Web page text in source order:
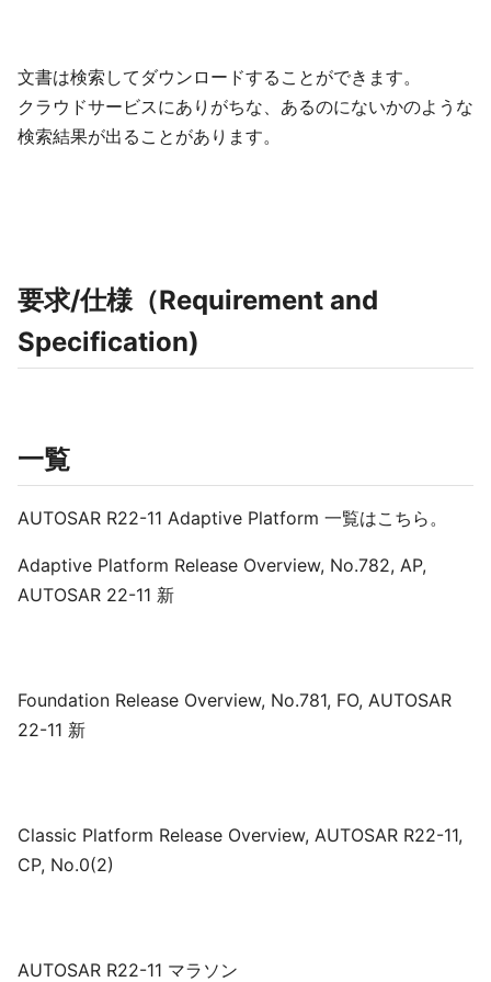
文書は検索してダウンロードすることができます。
クラウドサービスにありがちな、あるのにないかのような
検索結果が出ることがあります。
要求/仕様（Requirement and
Specification)
一覧
AUTOSAR R22-11 Adaptive Platform 一覧はこちら。
Adaptive Platform Release Overview, No.782, AP,
AUTOSAR 22-11 新
Foundation Release Overview, No.781, FO, AUTOSAR
22-11 新
Classic Platform Release Overview, AUTOSAR R22-11,
CP, No.0(2)
AUTOSAR R22-11 マラソン